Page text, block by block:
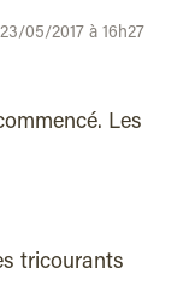
05/2017 à 16h27
Les
tricourants